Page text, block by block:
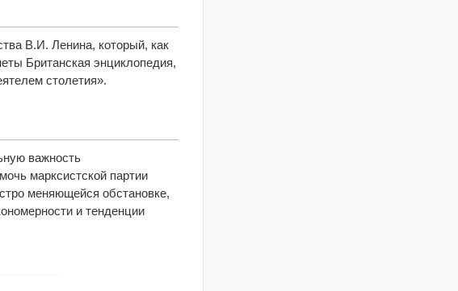
В.И. Ленина, который, как
Британская энциклопедия,
столетия».
важность
марксистской партии
меняющейся обстановке,
и тенденции